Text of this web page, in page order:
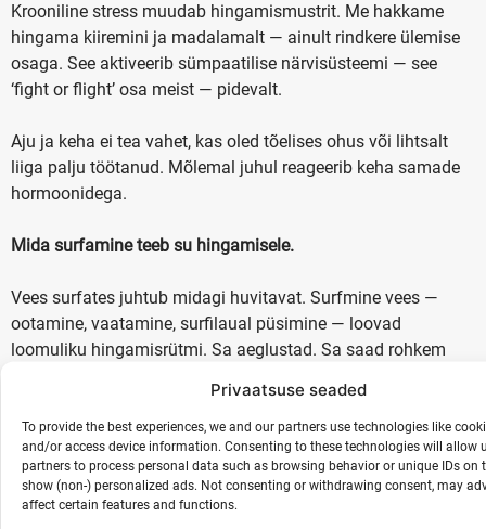
Privaatsuse seaded
To provide the best experiences, we and our partners use technologies like
and/or access device information. Consenting to these technologies will allow
partners to process personal data such as browsing behavior or unique IDs on
show (non-) personalized ads. Not consenting or withdrawing consent, may
affect certain features and functions.
Krooniline stress muudab hingamismustrit. Me hakkame
hingama kiiremini ja madalamalt — ainult rindkere ülemise
osaga. See aktiveerib sümpaatilise närvisüsteemi — see
‘fight or flight’ osa meist — pidevalt.
Aju ja keha ei tea vahet, kas oled tõelises ohus või lihtsalt
liiga palju töötanud. Mõlemal juhul reageerib keha samade
hormoonidega.
Mida surfamine teeb su hingamisele.
Vees surfates juhtub midagi huvitavat. Surfmine vees —
ootamine, vaatamine, surfilaual püsimine — loovad
loomuliku hingamisrütmi. Sa aeglustad. Sa saad rohkem
Sa ei pea selle pärast üldse mõtlema. See lihtsalt juhtub
automaatselt. Meri on loomulik biohäkkimisvahend.
Kolm harjutust, mida saad kohe teha.